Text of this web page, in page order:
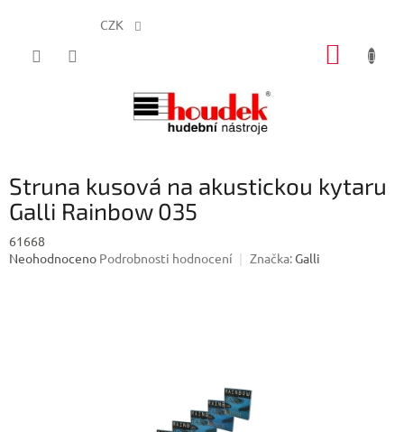
CZK
Struna kusová na akustickou kytaru
Galli Rainbow 035
61668
Průměrné
Neohodnoceno Podrobnosti hodnocení Značka:Galli